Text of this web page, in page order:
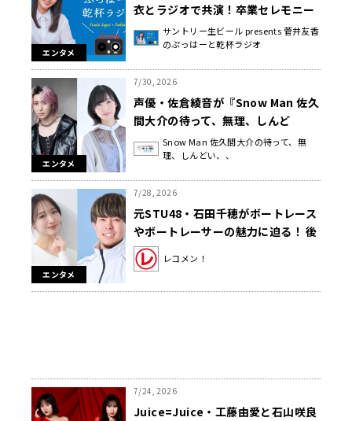
エンタメ
衣とラジオで共演！卒業セレモニー
のダンストラックを絶賛！
サントリー生ビール presents 菅井友香
のぷっはーと乾杯ラジオ
エンタメ
7/30, 2026
声優・佐倉綾音が『Snow Man 佐久
間大介の待って、無理、しんど
い、、』に初登場！ 「記念すべき
222回目のにゃんにゃんにゃん回
Snow Man 佐久間大介の待って、無
理、しんどい、、
エンタメ
7/28, 2026
元STU48・石田千穂がボートレース
やボートレーサーの魅力に迫る！ 後
半は8月17日（月）～『レコメ
ン！』内で放送
レコメン！
7/24, 2026
Juice=Juice・工藤由愛と石山咲良